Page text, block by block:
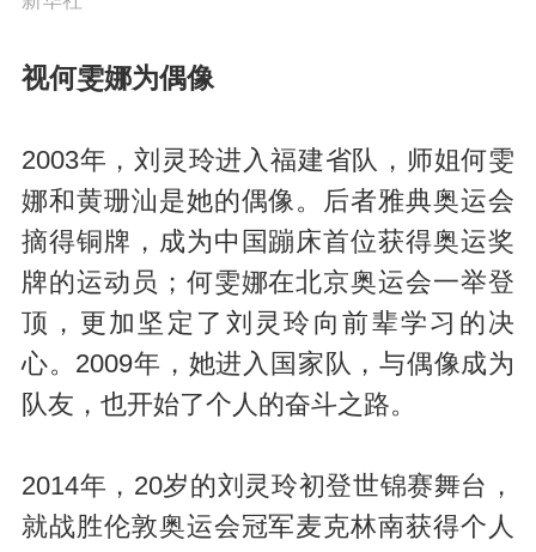
视何雯娜为偶像
2003年，刘灵玲进入福建省队，师姐何雯
娜和黄珊汕是她的偶像。后者雅典奥运会
摘得铜牌，成为中国蹦床首位获得奥运奖
牌的运动员；何雯娜在北京奥运会一举登
顶，更加坚定了刘灵玲向前辈学习的决
心。2009年，她进入国家队，与偶像成为
队友，也开始了个人的奋斗之路。
2014年，20岁的刘灵玲初登世锦赛舞台，
就战胜伦敦奥运会冠军麦克林南获得个人